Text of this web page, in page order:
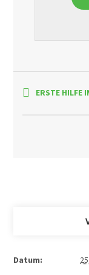
ERSTE HILFE
Datum: